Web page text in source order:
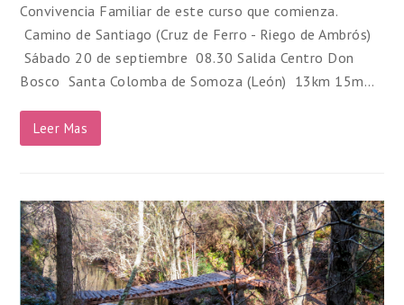
Convivencia Familiar de este curso que comienza.
Camino de Santiago (Cruz de Ferro - Riego de Ambrós)
Sábado 20 de septiembre 08.30 Salida Centro Don
Bosco Santa Colomba de Somoza (León) 13km 15m…
Leer Mas